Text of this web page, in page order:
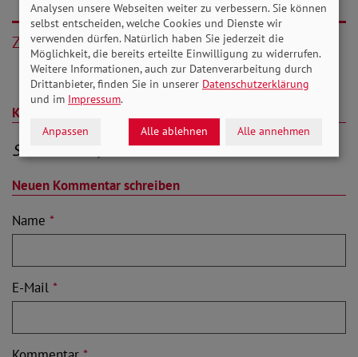
Zurück
Kommentare (0)
Sei der Erste, der kommentiert
Neuen Kommentar schreiben
Name *
E-Mail *
Analysen unsere Webseiten weiter zu verbessern. Sie können
selbst entscheiden, welche Cookies und Dienste wir
verwenden dürfen. Natürlich haben Sie jederzeit die
Möglichkeit, die bereits erteilte Einwilligung zu widerrufen.
Weitere Informationen, auch zur Datenverarbeitung durch
Drittanbieter, finden Sie in unserer Datenschutzerklärung
und im Impressum.
Anpassen Alle ablehnen Alle annehmen